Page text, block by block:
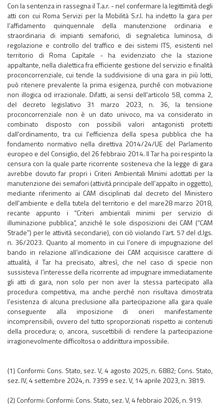
Con la sentenza in rassegna il T.a.r. - nel confermare la legittimità degli
atti con cui Roma Servizi per la Mobilità S.r.l. ha indetto la gara per
l’affidamento quinquennale della manutenzione ordinaria e
straordinaria di impianti semaforici, di segnaletica luminosa, di
regolazione e controllo del traffico e dei sistemi ITS, esistenti nel
territorio di Roma Capitale - ha evidenziato che la stazione
appaltante, nella dialettica fra efficiente gestione del servizio e finalità
proconcorrenziale, cui tende la suddivisione di una gara in più lotti,
può ritenere prevalente la prima esigenza, purché con motivazione
non illogica od irrazionale. Difatti, ai sensi dell'articolo 58, comma 2,
del decreto legislativo 31 marzo 2023, n. 36, la tensione
proconcorrenziale non è un dato univoco, ma va considerato in
combinato disposto con possibili valori antagonisti protetti
dall'ordinamento, tra cui l'efficienza della spesa pubblica che ha
fondamento normativo nella direttiva 2014/24/UE del Parlamento
europeo e del Consiglio, del 26 febbraio 2014. Il Tar ha poi respinto la
censura con la quale parte ricorrente sosteneva che la legge di gara
avrebbe dovuto far propri i Criteri Ambientali Minimi adottati per la
manutenzione dei semafori (attività principale dell’appalto in oggetto),
mediante riferimento ai CAM disciplinati dal decreto del Ministero
dell'ambiente e della tutela del territorio e del mare28 marzo 2018,
recante appunto i “Criteri ambientali minimi per servizio di
illuminazione pubblica”, anziché le sole disposizioni dei CAM (“CAM
Strade”) per le attività secondarie), con ciò violando l’art. 57 del d.lgs.
n. 36/2023. Quanto al momento in cui l’onere di impugnazione del
bando in relazione all’indicazione dei CAM acquisisce carattere di
attualità, il Tar ha precisato, altresì, che nel caso di specie non
sussisteva l’interesse della ricorrente ad impugnare immediatamente
gli atti di gara, non solo per non aver la stessa partecipato alla
procedura competitiva, ma anche perché non risultava dimostrata
l’esistenza di alcuna preclusione alla partecipazione alla gara quale
conseguente alla imposizione di oneri manifestamente
incomprensibili, ovvero del tutto sproporzionati rispetto ai contenuti
della procedura; o, ancora, suscettibili di rendere la partecipazione
irragionevolmente difficoltosa o addirittura impossibile.
(1) Conformi: Cons. Stato, sez. V, 4 agosto 2025, n. 6882; Cons. Stato,
sez. IV, 4 settembre 2024, n. 7399 e sez. V, 14 aprile 2023, n. 3819.
(2) Conformi: Conformi: Cons. Stato, sez. V, 4 febbraio 2026, n. 919.